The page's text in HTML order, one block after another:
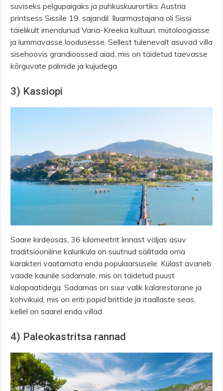
suviseks pelgupaigaks ja puhkuskuurortiks Austria
printsess Sissile 19. sajandil. Iluarmastajana oli Sissi
täielikult imendunud Vana-Kreeka kultuuri, mütoloogiasse
ja lummavasse loodusesse. Sellest tulenevalt asuvad villa
sisehoovis grandioossed aiad, mis on täidetud taevasse
kõrguvate palmide ja kujudega.
3) Kassiopi
Saare kirdeosas, 36 kilomeetrit linnast väljas asuv
traditsiooniline kaluriküla on suutnud säilitada oma
karakteri vaatamata enda populaarsusele. Külast avaneb
vaade kaunile sadamale, mis on täidetud puust
kalapaatidega. Sadamas on suur valik kalarestorane ja
kohvikuid, mis on eriti popid brittide ja itaallaste seas,
kellel on saarel enda villad.
4) Paleokastritsa rannad